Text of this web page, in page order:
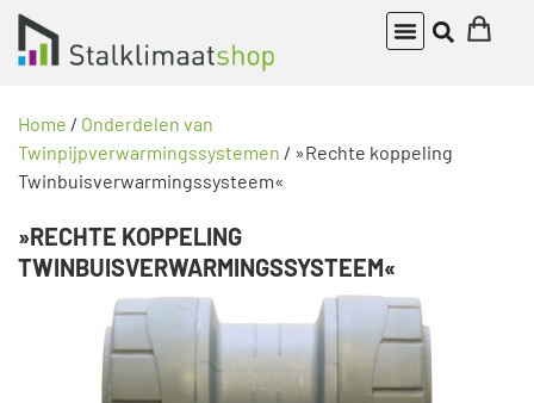
Home / Onderdelen van
Twinpijpverwarmingssystemen / »Rechte koppeling
Twinbuisverwarmingssysteem«
»RECHTE KOPPELING
TWINBUISVERWARMINGSSYSTEEM«